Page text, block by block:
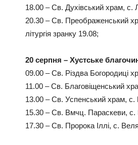
18.00 – Св. Духівський храм, с.
20.30 – Св. Преображенський
літургія зранку 19.08;
20 серпня – Хустське
09.00 – Св. Різдва Богородиці
11.00 – Св. Благовіщенський
13.00 – Св. Успенський храм,
15.30 – Св. Вмчц. Параскеви, с.
17.30 – Св. Пророка Іллі, с.